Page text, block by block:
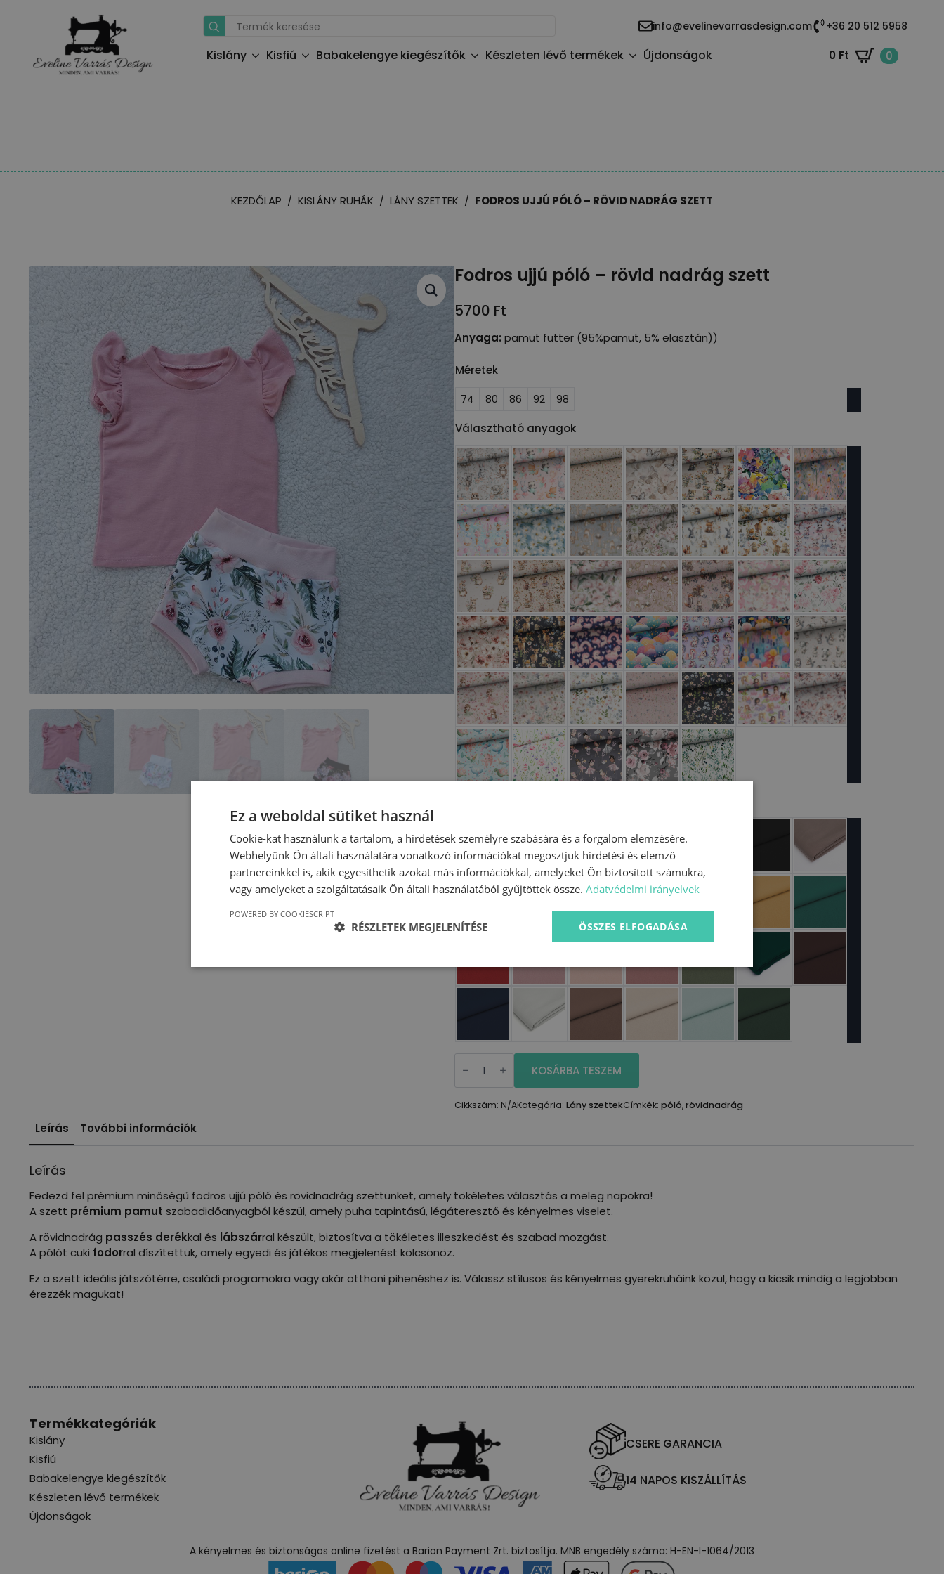
Search
for:
info@evelinevarrasdesign.com +36 20 512 5958
Kislány Kisfiú Babakelengye kiegészítők Készleten lévő termékek Újdonságok 0 Ft 0
KEZDŐLAP KISLÁNY RUHÁK LÁNY SZETTEK FODROS UJJÚ PÓLÓ – RÖVID NADRÁG SZETT
Fodros ujjú póló – rövid nadrág szett
5700 Ft
Anyaga: pamut futter (95%pamut, 5% elasztán))
Méretek
74 80 86 92 98
Választható anyagok
ujjú
rövid
nadrág
KOSÁRBA TESZEM
Cikkszám: N/AKategória: Lány szettekCímkék: póló,rövidnadrág
Leírás További információk
Leírás
Fedezd fel prémium minőségű fodros ujjú póló és rövidnadrág szettünket, amely tökéletes választás a meleg napokra!
A szett prémium pamut szabadidőanyagból készül, amely puha tapintású, légáteresztő és kényelmes viselet.
A rövidnadrág passzés derékkal és lábszárral készült, biztosítva a tökéletes illeszkedést és szabad mozgást.
A pólót cuki fodorral díszítettük, amely egyedi és játékos megjelenést kölcsönöz.
Ez a szett ideális játszótérre, családi programokra vagy akár otthoni pihenéshez is. Válassz stílusos és kényelmes gyerekruháink közül, hogy a kicsik mindig a legjobban
érezzék magukat!
Termékkategóriák
Kislány
Kisfiú
Babakelengye kiegészítők
Készleten lévő termékek
Újdonságok
CSERE GARANCIA
14 NAPOS KISZÁLLÍTÁS
A kényelmes és biztonságos online fizetést a Barion Payment Zrt. biztosítja. MNB engedély száma: H-EN-I-1064/2013
Ez a weboldal sütiket használ
Cookie-kat használunk a tartalom, a hirdetések személyre szabására és a forgalom elemzésére.
Webhelyünk Ön általi használatára vonatkozó információkat megosztjuk hirdetési és elemző
partnereinkkel is, akik egyesíthetik azokat más információkkal, amelyeket Ön biztosított számukra,
vagy amelyeket a szolgáltatásaik Ön általi használatából gyűjtöttek össze. Adatvédelmi irányelvek
ÖSSZES ELFOGADÁSA
RÉSZLETEK MEGJELENÍTÉSE
POWERED BY COOKIESCRIPT